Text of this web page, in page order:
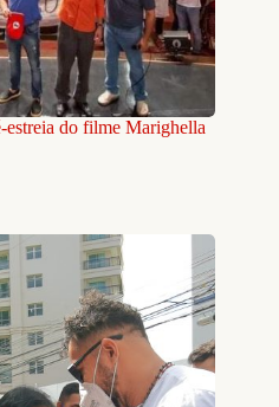
do filme Marighella